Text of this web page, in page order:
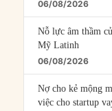
06/08/2026
Nỗ lực âm thầm
Mỹ Latinh
06/08/2026
Nợ cho kẻ mộng
việc cho startup